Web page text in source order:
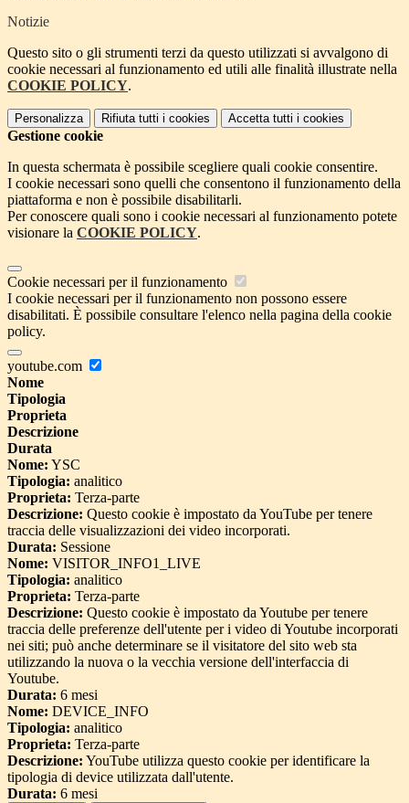
Notizie
Questo sito o gli strumenti terzi da questo utilizzati si avvalgono di
cookie necessari al funzionamento ed utili alle finalità illustrate nella
COOKIE POLICY.
Personalizza Rifiuta tutti i cookies Accetta tutti i cookies
Gestione cookie
In questa schermata è possibile scegliere quali cookie consentire.
I cookie necessari sono quelli che consentono il funzionamento della
piattaforma e non è possibile disabilitarli.
Per conoscere quali sono i cookie necessari al funzionamento potete
visionare la COOKIE POLICY.
Cookie necessari per il funzionamento
I cookie necessari per il funzionamento non possono essere
disabilitati. È possibile consultare l'elenco nella pagina della cookie
policy.
youtube.com
Nome
Tipologia
Proprieta
Descrizione
Durata
Nome: YSC
Tipologia: analitico
Proprieta: Terza-parte
Descrizione: Questo cookie è impostato da YouTube per tenere
traccia delle visualizzazioni dei video incorporati.
Durata: Sessione
Nome: VISITOR_INFO1_LIVE
Tipologia: analitico
Proprieta: Terza-parte
Descrizione: Questo cookie è impostato da Youtube per tenere
traccia delle preferenze dell'utente per i video di Youtube incorporati
nei siti; può anche determinare se il visitatore del sito web sta
utilizzando la nuova o la vecchia versione dell'interfaccia di
Youtube.
Durata: 6 mesi
Nome: DEVICE_INFO
Tipologia: analitico
Proprieta: Terza-parte
Descrizione: YouTube utilizza questo cookie per identificare la
tipologia di device utilizzata dall'utente.
Durata: 6 mesi